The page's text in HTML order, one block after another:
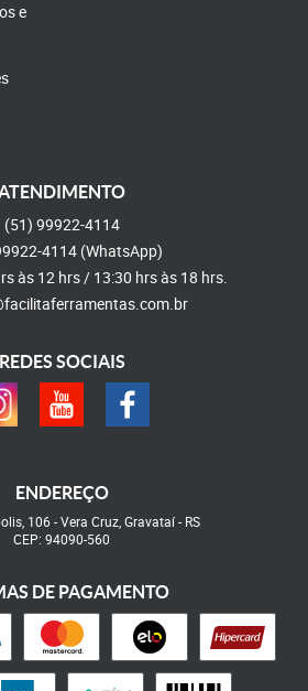
e
ATENDIMENTO
(51) 99922-4114
4114 (WhatsApp)
às 12 hrs / 13:30 hrs às 18 hrs.
REDES SOCIAIS
ENDEREÇO
106 -Vera Cruz, Gravataí- RS
CEP: 94090-560
DE PAGAMENTO